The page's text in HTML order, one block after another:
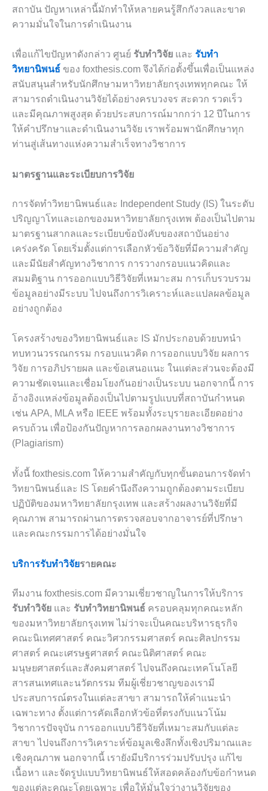
สถาบัน ปัญหาเหล่านี้มักทำให้หลายคนรู้สึกกังวลและขาด
ความมั่นใจในการดำเนินงาน
เพื่อแก้ไขปัญหาดังกล่าว ศูนย์ รับทำวิจัย และ รับทำ
วิทยานิพนธ์ ของ foxthesis.com จึงได้ก่อตั้งขึ้นเพื่อเป็นแหล่ง
สนับสนุนสำหรับนักศึกษามหาวิทยาลัยกรุงเทพทุกคณะ ให้
สามารถดำเนินงานวิจัยได้อย่างครบวงจร สะดวก รวดเร็ว
และมีคุณภาพสูงสุด ด้วยประสบการณ์มากกว่า 12 ปีในการ
ให้คำปรึกษาและดำเนินงานวิจัย เราพร้อมพานักศึกษาทุก
ท่านสู่เส้นทางแห่งความสำเร็จทางวิชาการ
มาตรฐานและระเบียบการวิจัย
การจัดทำวิทยานิพนธ์และ Independent Study (IS) ในระดับ
ปริญญาโทและเอกของมหาวิทยาลัยกรุงเทพ ต้องเป็นไปตาม
มาตรฐานสากลและระเบียบข้อบังคับของสถาบันอย่าง
เคร่งครัด โดยเริ่มตั้งแต่การเลือกหัวข้อวิจัยที่มีความสำคัญ
และมีนัยสำคัญทางวิชาการ การวางกรอบแนวคิดและ
สมมติฐาน การออกแบบวิธีวิจัยที่เหมาะสม การเก็บรวบรวม
ข้อมูลอย่างมีระบบ ไปจนถึงการวิเคราะห์และแปลผลข้อมูล
อย่างถูกต้อง
โครงสร้างของวิทยานิพนธ์และ IS มักประกอบด้วยบทนำ
ทบทวนวรรณกรรม กรอบแนวคิด การออกแบบวิจัย ผลการ
วิจัย การอภิปรายผล และข้อเสนอแนะ ในแต่ละส่วนจะต้องมี
ความชัดเจนและเชื่อมโยงกันอย่างเป็นระบบ นอกจากนี้ การ
อ้างอิงแหล่งข้อมูลต้องเป็นไปตามรูปแบบที่สถาบันกำหนด
เช่น APA, MLA หรือ IEEE พร้อมทั้งระบุรายละเอียดอย่าง
ครบถ้วน เพื่อป้องกันปัญหาการลอกผลงานทางวิชาการ
(Plagiarism)
ทั้งนี้ foxthesis.com ให้ความสำคัญกับทุกขั้นตอนการจัดทำ
วิทยานิพนธ์และ IS โดยคำนึงถึงความถูกต้องตามระเบียบ
ปฏิบัติของมหาวิทยาลัยกรุงเทพ และสร้างผลงานวิจัยที่มี
คุณภาพ สามารถผ่านการตรวจสอบจากอาจารย์ที่ปรึกษา
และคณะกรรมการได้อย่างมั่นใจ
บริการรับทำวิจัยรายคณะ
ทีมงาน foxthesis.com มีความเชี่ยวชาญในการให้บริการ
รับทำวิจัย และ รับทำวิทยานิพนธ์ ครอบคลุมทุกคณะหลัก
ของมหาวิทยาลัยกรุงเทพ ไม่ว่าจะเป็นคณะบริหารธุรกิจ
คณะนิเทศศาสตร์ คณะวิศวกรรมศาสตร์ คณะศิลปกรรม
ศาสตร์ คณะเศรษฐศาสตร์ คณะนิติศาสตร์ คณะ
มนุษยศาสตร์และสังคมศาสตร์ ไปจนถึงคณะเทคโนโลยี
สารสนเทศและนวัตกรรม ทีมผู้เชี่ยวชาญของเรามี
ประสบการณ์ตรงในแต่ละสาขา สามารถให้คำแนะนำ
เฉพาะทาง ตั้งแต่การคัดเลือกหัวข้อที่ตรงกับแนวโน้ม
วิชาการปัจจุบัน การออกแบบวิธีวิจัยที่เหมาะสมกับแต่ละ
สาขา ไปจนถึงการวิเคราะห์ข้อมูลเชิงลึกทั้งเชิงปริมาณและ
เชิงคุณภาพ นอกจากนี้ เรายังมีบริการร่วมปรับปรุง แก้ไข
เนื้อหา และจัดรูปแบบวิทยานิพนธ์ให้สอดคล้องกับข้อกำหนด
ของแต่ละคณะโดยเฉพาะ เพื่อให้มั่นใจว่างานวิจัยของ